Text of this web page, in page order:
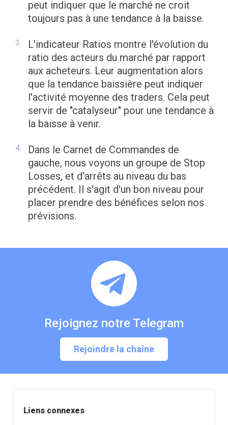
Liens connexes
peut indiquer que le marché ne croit
toujours pas à une tendance à la baisse.
L'indicateur Ratios montre l'évolution du
ratio des acteurs du marché par rapport
aux acheteurs. Leur augmentation alors
que la tendance baissière peut indiquer
l'activité moyenne des traders. Cela peut
servir de "catalyseur" pour une tendance à
la baisse à venir.
Dans le Carnet de Commandes de
gauche, nous voyons un groupe de Stop
Losses, et d'arrêts au niveau du bas
précédent. Il s'agit d'un bon niveau pour
placer prendre des bénéfices selon nos
prévisions.
Rejoignez notre Telegram
Rejoindre la chaîne